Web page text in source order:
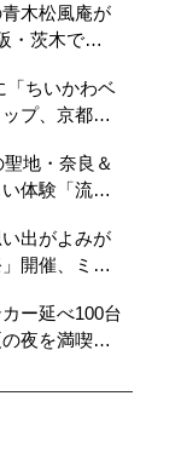
アで「かき
青木松風庵が
・茨木で
られる
「ちいかわベ
プ、京都の
も
聖地・奈良＆
体験「流し
い出がよみが
開催、ミャ
木材展示も
ー延べ100台
夜を満喫す